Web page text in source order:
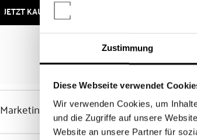
Zustimmung
Diese Webseite verwendet
Wir verwenden Cookies, um
und die Zugriffe auf unsere
Website an unsere Partner für
JETZT KAUFEN
Marketinghinweis